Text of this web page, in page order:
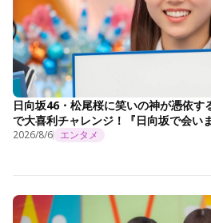
日向坂46・松尾桜に笑いの神が憑依す
で大喜利チャレンジ！『日向坂で会い
2026/8/6 エンタメ